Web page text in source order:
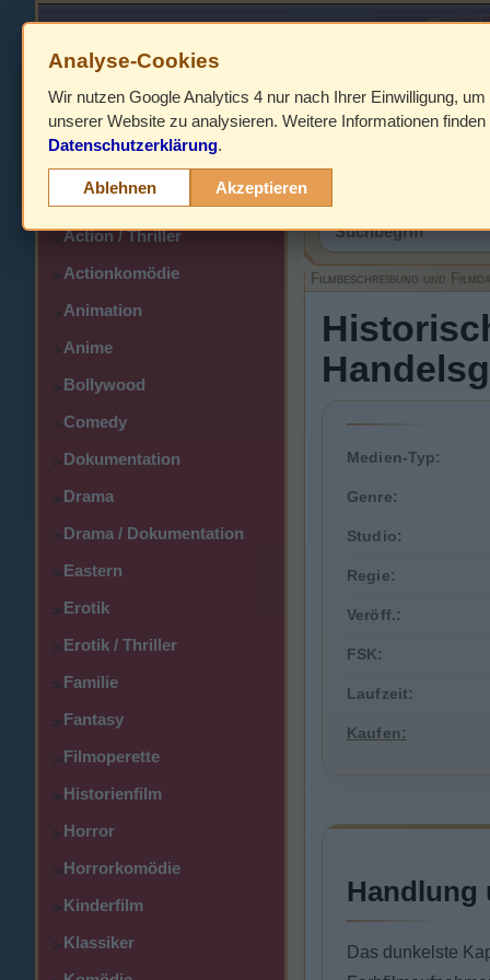
HOME
>
> Action
>Action / Thriller
>Actionkomödie
>Animation
>Anime
>Bollywood
>Comedy
>Dokumentation
>Drama
>Drama / Dokumentation
>Eastern
>Erotik
>Erotik / Thriller
>Familie
>Fantasy
>Filmoperette
>Historienfilm
>Horror
>Horrorkomödie
>Kinderfilm
>Klassiker
Filmbeschreibung und
Medien-Typ:
Genre:
Studio:
Regie:
Veröff.:
FSK:
Laufzeit:
Kaufen:
Handlung
Das dunkelste
Analyse-Cookies
Wir nutzen Google Analytics 4 nur nach Ihrer Einwilligung,
unserer Website zu analysieren. Weitere Informationen finden
Datenschutzerklärung.
Ablehnen Akzeptieren